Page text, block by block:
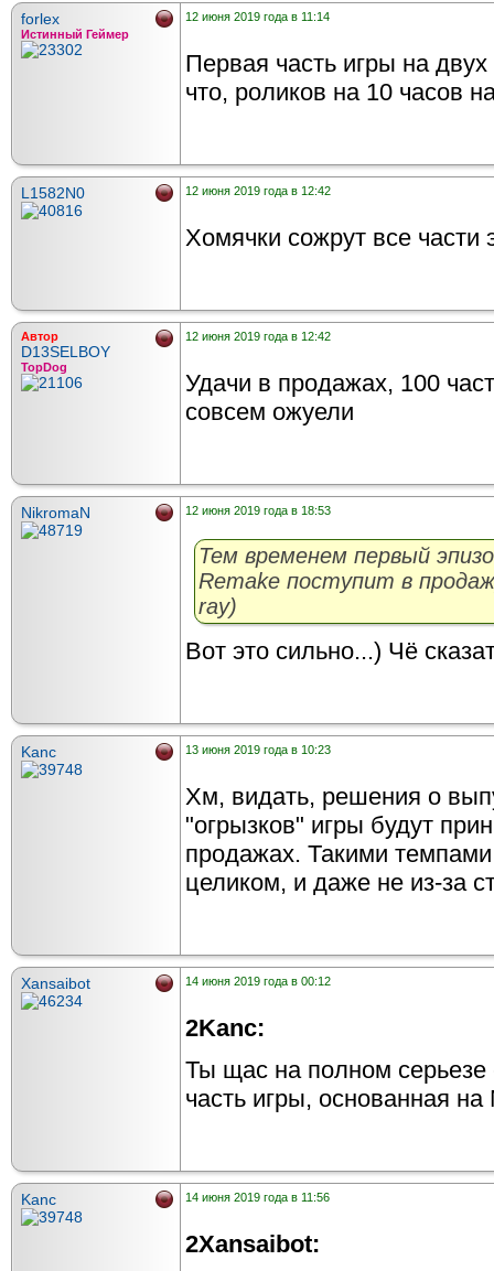
forlex
Истинный Геймер
12 июня 2019 года в 11:14
Первая часть игры на
что, роликов на 10 часов
L1582N0 12 июня 2019 года в 12:42
Хомячки сожрут все части
Автор
D13SELBOY
TopDog
12 июня 2019 года в 12:42
Удачи в продажах, 100
совсем ожуели
NikromaN 12 июня 2019 года в 18:53
Тем временем первый
Remake поступит в
ray)
Вот это сильно...) Чё
Kanc 13 июня 2019 года в 10:23
Хм, видать, решения о
"огрызков" игры будут
продажах. Такими
целиком, и даже не из-за
Xansaibot 14 июня 2019 года в 00:12
2Kanc:
Ты щас на полном
часть игры, основанная
Kanc 14 июня 2019 года в 11:56
2Xansaibot: